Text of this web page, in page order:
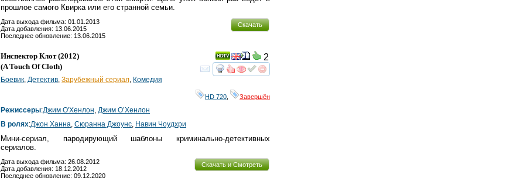
прошлое самого Квирка или его странной семьи.
Скачать
Дата выхода фильма: 01.01.2013
Дата добавления: 13.06.2015
Последнее обновление: 13.06.2015
смотретьинтересует
2
Инспектор Клот(2012)
(A Touch Of Cloth)
Боевик Детектив Зарубежный сериал Комедия
HD 720 Завершён
Режиссеры:Джим О'Хенлон Джим О’Хенлон
В ролях:Джон Ханна Сюранна Джоунс Навин Чоудхри
Мини-сериал, пародирующий шаблоны криминально-детективных
сериалов.
Скачать и Смотреть
Дата выхода фильма: 26.08.2012
Дата добавления: 18.12.2012
Последнее обновление: 09.12.2020